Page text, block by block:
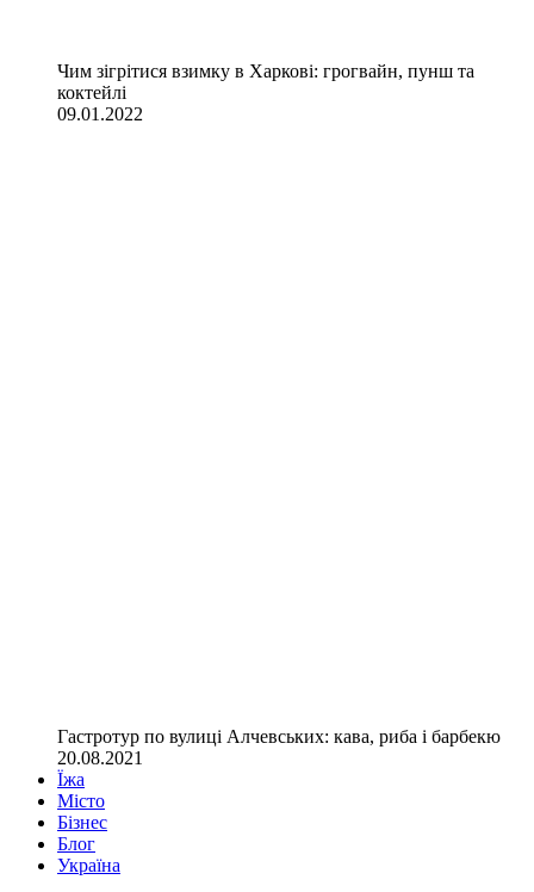
Чим зігрітися взимку в Харкові: грогвайн, пунш та
коктейлі
09.01.2022
Гастротур по вулиці Алчевських: кава, риба і барбекю
20.08.2021
Їжа
Місто
Бізнес
Блог
Україна